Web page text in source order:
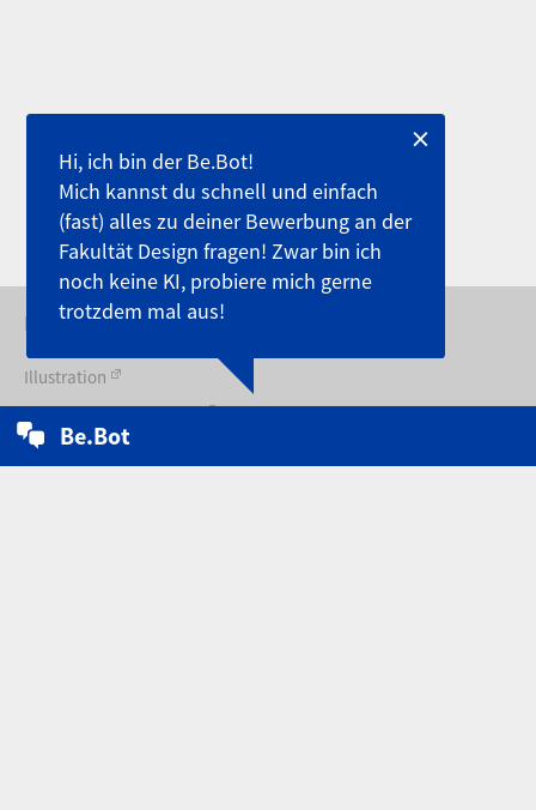
DIE FAKULTÄT DESIGN - BEWERBERPORTAL
Illustration
Kommunikationsdesign
Mode-/ Kostüm-/ (Textil)design
Be.Bot
Hi, ich bin der Be.Bot!
Mich kannst du schnell und einfach
(fast) alles zu deiner Bewerbung an der
Fakultät Design fragen! Zwar bin ich
noch keine KI, probiere mich gerne
trotzdem mal aus!
×